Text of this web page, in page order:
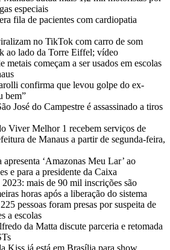
especiais
fila de pacientes com cardiopatia
no TikTok com carro de som
ao lado da Torre Eiffel; vídeo
metais começam a ser usados em escolas
confirma que levou golpe do ex-
bem”
José do Campestre é assassinado a tiros
Viver Melhor 1 recebem serviços de
de Manaus a partir de segunda-feira,
‘Amazonas Meu Lar’ ao
e para a presidente da Caixa
mais de 90 mil inscrições são
horas após a liberação do sistema
pessoas foram presas por suspeita de
a escolas
da Matta discute parceria e retomada
Kiss já está em Brasília para show